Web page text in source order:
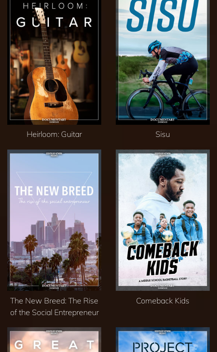
Heirloom: Guitar Sisu
The New Breed: The Rise
of the Social Entrepreneur
Comeback Kids